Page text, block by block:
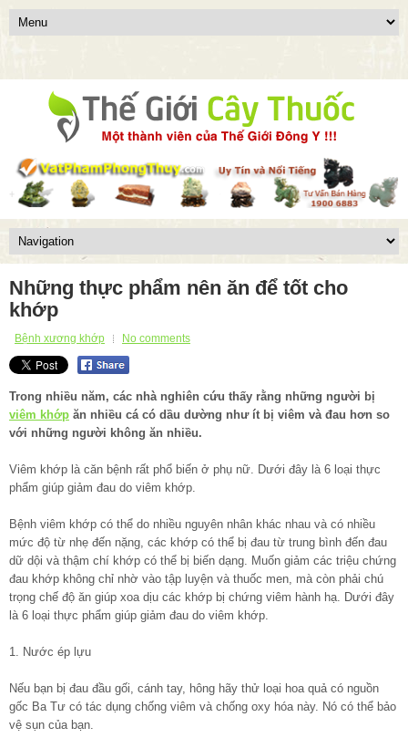
Những thực phẩm nên ăn để tốt cho
khớp
Bệnh xương khớp No comments
Trong nhiều năm, các nhà nghiên cứu thấy rằng những người bị
viêm khớp ăn nhiều cá có dầu dường như ít bị viêm và đau hơn so
với những người không ăn nhiều.
Viêm khớp là căn bệnh rất phổ biến ở phụ nữ. Dưới đây là 6 loại thực
phẩm giúp giảm đau do viêm khớp.
Bệnh viêm khớp có thể do nhiều nguyên nhân khác nhau và có nhiều
mức độ từ nhẹ đến nặng, các khớp có thể bị đau từ trung bình đến đau
dữ dội và thậm chí khớp có thể bị biến dạng. Muốn giảm các triệu chứng
đau khớp không chỉ nhờ vào tập luyện và thuốc men, mà còn phải chú
trọng chế độ ăn giúp xoa dịu các khớp bị chứng viêm hành hạ. Dưới đây
là 6 loại thực phẩm giúp giảm đau do viêm khớp.
1. Nước ép lựu
Nếu bạn bị đau đầu gối, cánh tay, hông hãy thử loại hoa quả có nguồn
gốc Ba Tư có tác dụng chống viêm và chống oxy hóa này. Nó có thể bảo
vệ sụn của bạn.